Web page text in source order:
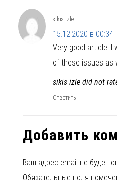
sikis izle:
15.12.2020 в 00:34
Very good article. I
of these issues as
sikis izle did not
Ответить
Добавить
Ваш адрес email не будет
Обязательные поля